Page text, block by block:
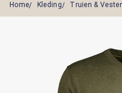
Home Kleding Truien &